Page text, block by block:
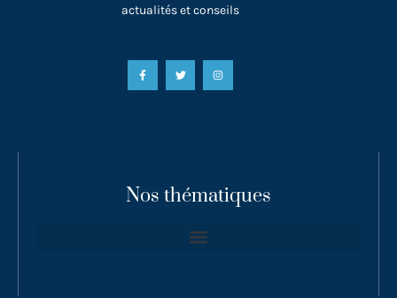
actualités et conseils
Nos thématiques